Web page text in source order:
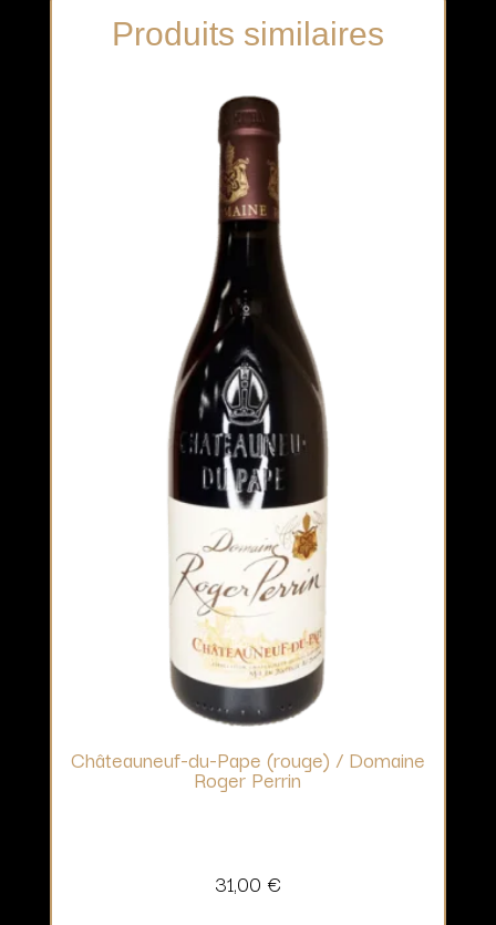
Produits similaires
Châteauneuf-du-Pape (rouge) / Domaine
Roger Perrin
31,00 €